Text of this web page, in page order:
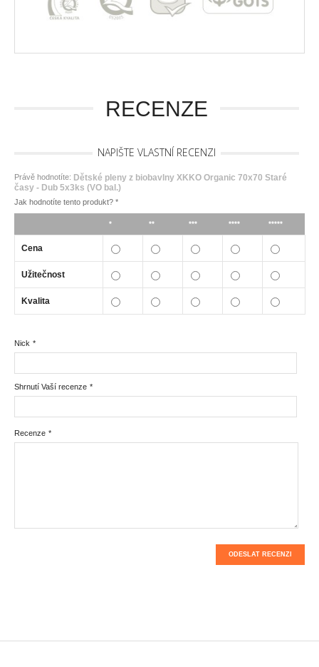
RECENZE
NAPIŠTE VLASTNÍ RECENZI
Právě hodnotíte: Dětské pleny z biobavlny XKKO Organic 70x70 Staré
časy - Dub 5x3ks (VO bal.)
Jak hodnotíte tento produkt? *
* ** *** **** *****
Cena
Užitečnost
Kvalita
*
Nick
*
Shrnutí Vaší recenze
*
Recenze
ODESLAT RECENZI